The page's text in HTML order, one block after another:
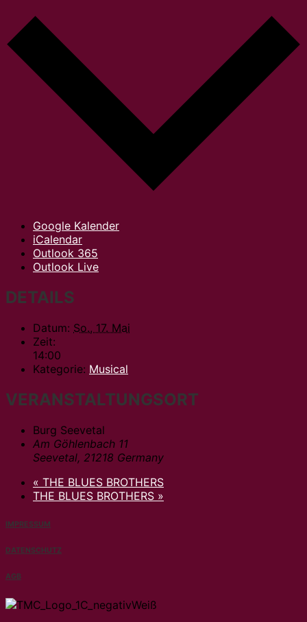
Google Kalender
iCalendar
Outlook 365
Outlook Live
DETAILS
Datum: So., 17. Mai
Zeit:
14:00
Kategorie: Musical
VERANSTALTUNGSORT
Burg Seevetal
Am Göhlenbach 11
Seevetal, 21218 Germany
« THE BLUES BROTHERS
THE BLUES BROTHERS »
IMPRESSUM
DATENSCHUTZ
AGB